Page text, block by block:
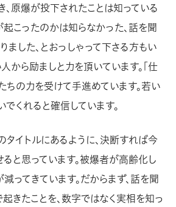
、原爆が投下されたことは知っている
起こったのかは知らなかった、話を聞
ました、とおっしゃって下さる方もい
から励ましと力を頂いています。「仕
ちの力を受けて手進めています。若い
くれると確信しています。
タイトルにあるように、決断すれば今
と思っています。被爆者が高齢化し
ってきています。だからまず、話を聞
きたことを、数字ではなく実相を知っ